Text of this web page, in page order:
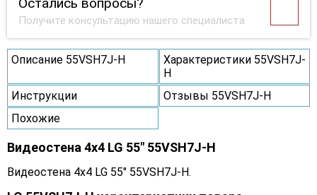
Остались вопросы?
Получите консультацию нашего специалиста
Описание 55VSH7J-H
Характеристики 55VSH7J-
H
Инструкции
Отзывы 55VSH7J-H
Похожие
Видеостена 4x4 LG 55" 55VSH7J-H
Видеостена 4x4 LG 55" 55VSH7J-H.